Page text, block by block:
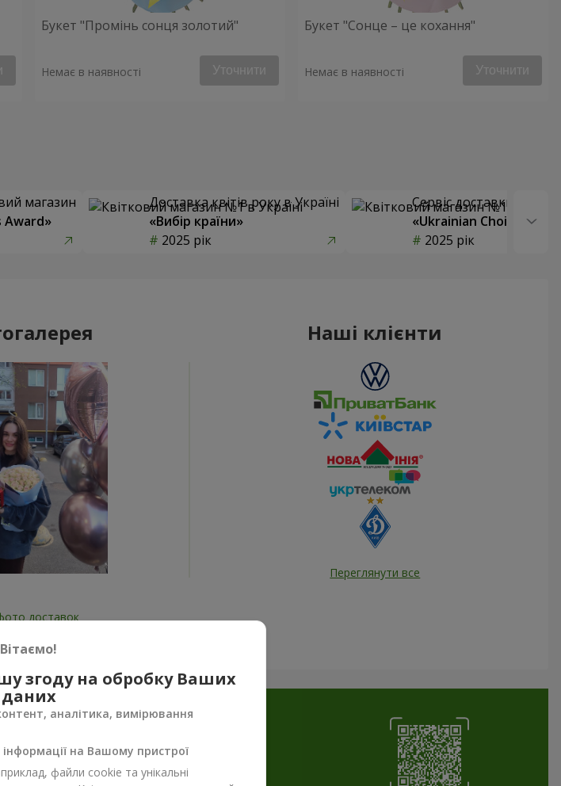
Букет "Промінь сонця золотий"
Немає в наявності Уточнити
Букет "Сонце – це кохання"
Немає в наявності Уточнити
магазин
Award»
Доставка квітів року в Україні
«Вибір країни»
2025 рік
Сервіс доставки квітів
«Ukrainian Choice»
2025 рік
доставок
цей товар
Наші клієнти
Переглянути все
Вітаємо!
згоду на обробку Ваших
даних
аналітика, вимірювання
на Вашому пристрої
файли cookie та унікальні